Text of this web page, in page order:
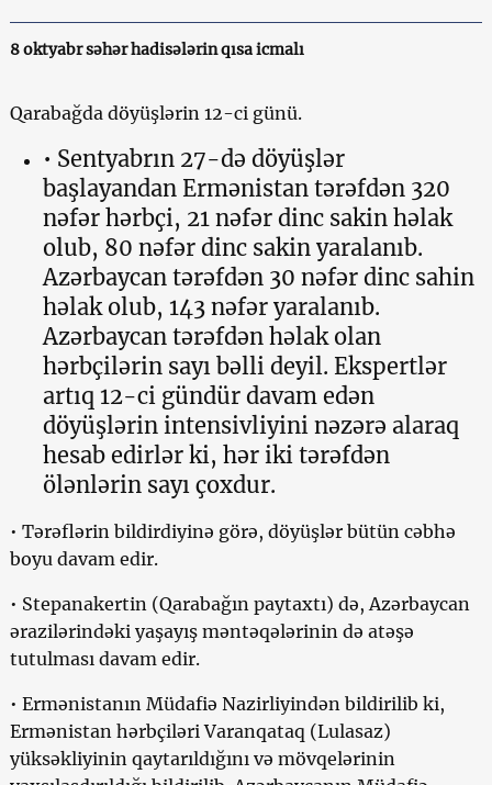
8 oktyabr səhər hadisələrin qısa icmalı
Qarabağda döyüşlərin 12-ci günü.
• Sentyabrın 27-də döyüşlər
başlayandan Ermənistan tərəfdən 320
nəfər hərbçi, 21 nəfər dinc sakin həlak
olub, 80 nəfər dinc sakin yaralanıb.
Azərbaycan tərəfdən 30 nəfər dinc sahin
həlak olub, 143 nəfər yaralanıb.
Azərbaycan tərəfdən həlak olan
hərbçilərin sayı bəlli deyil. Ekspertlər
artıq 12-ci gündür davam edən
döyüşlərin intensivliyini nəzərə alaraq
hesab edirlər ki, hər iki tərəfdən
ölənlərin sayı çoxdur.
• Tərəflərin bildirdiyinə görə, döyüşlər bütün cəbhə
boyu davam edir.
• Stepanakertin (Qarabağın paytaxtı) də, Azərbaycan
ərazilərindəki yaşayış məntəqələrinin də atəşə
tutulması davam edir.
• Ermənistanın Müdafiə Nazirliyindən bildirilib ki,
Ermənistan hərbçiləri Varanqataq (Lulasaz)
yüksəkliyinin qaytarıldığını və mövqelərinin